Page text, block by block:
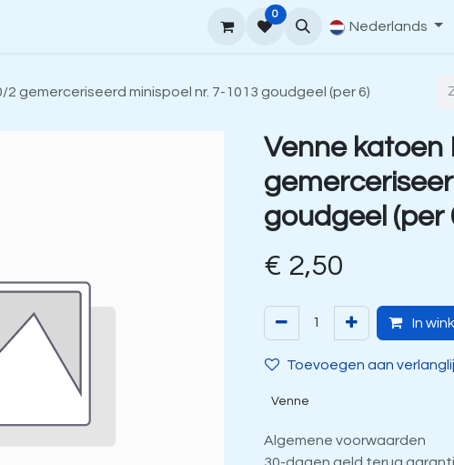
Hoe te bestellen Contact
0
Nederlands
2 gemerceriseerd minispoel nr. 7-1013 goudgeel (per 6)
Venne katoen
goudgeel (per
€ 2,50
In
Toevoegen aan
Venne
Algemene voorwaarden